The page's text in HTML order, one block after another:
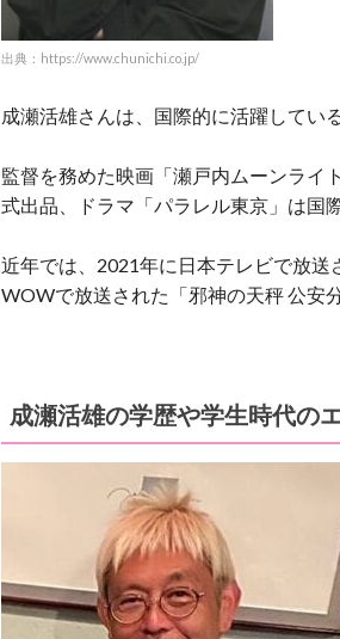
出典：https://www.chunichi.co.jp/
成瀬活雄さんは、国際的に活躍してい
監督を務めた映画「瀬戸内ムーンライ
式出品、ドラマ「パラレル東京」は国
近年では、2021年に日本テレビで放
WOWで放送された「邪神の天秤 公安
成瀬活雄の学歴や学生時代の